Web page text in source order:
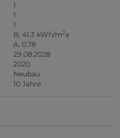
1
1
1
B, 41.3 kWh/m2a
A, 0,78
29.08.2028
2020
Neubau
10 Jahre